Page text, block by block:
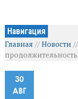
Навигация
Главная //Новости //
30
АВГ